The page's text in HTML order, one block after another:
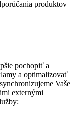
produktov
pochopiť a
a optimalizovať
Vaše
externými